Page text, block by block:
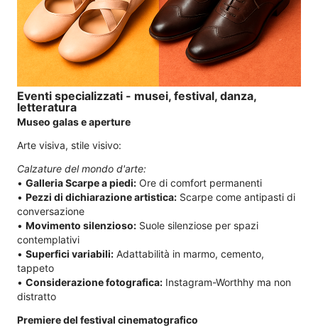
Eventi specializzati - musei, festival, danza,
letteratura
Museo galas e aperture
Arte visiva, stile visivo:
Calzature del mondo d'arte:
• Galleria Scarpe a piedi: Ore di comfort permanenti
• Pezzi di dichiarazione artistica: Scarpe come antipasti di
conversazione
• Movimento silenzioso: Suole silenziose per spazi
contemplativi
• Superfici variabili: Adattabilità in marmo, cemento,
tappeto
• Considerazione fotografica: Instagram-Worthhy ma non
distratto
Premiere del festival cinematografico